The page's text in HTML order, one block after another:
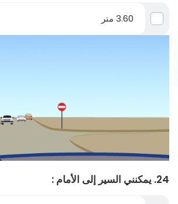
3.60 متر
24. يمكنني السير إلى الأمام :